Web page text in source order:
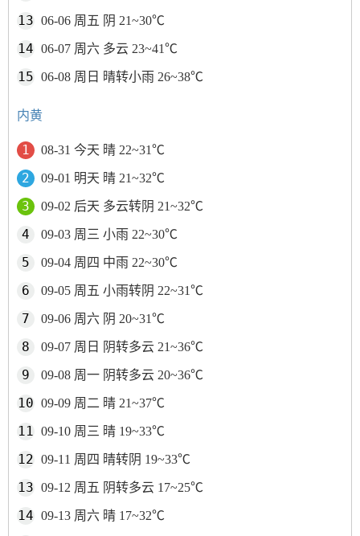
06-06 周五 阴 21~30℃
06-07 周六 多云 23~41℃
06-08 周日 晴转小雨 26~38℃
内黄
08-31 今天 晴 22~31℃
09-01 明天 晴 21~32℃
09-02 后天 多云转阴 21~32℃
09-03 周三 小雨 22~30℃
09-04 周四 中雨 22~30℃
09-05 周五 小雨转阴 22~31℃
09-06 周六 阴 20~31℃
09-07 周日 阴转多云 21~36℃
09-08 周一 阴转多云 20~36℃
09-09 周二 晴 21~37℃
09-10 周三 晴 19~33℃
09-11 周四 晴转阴 19~33℃
09-12 周五 阴转多云 17~25℃
09-13 周六 晴 17~32℃